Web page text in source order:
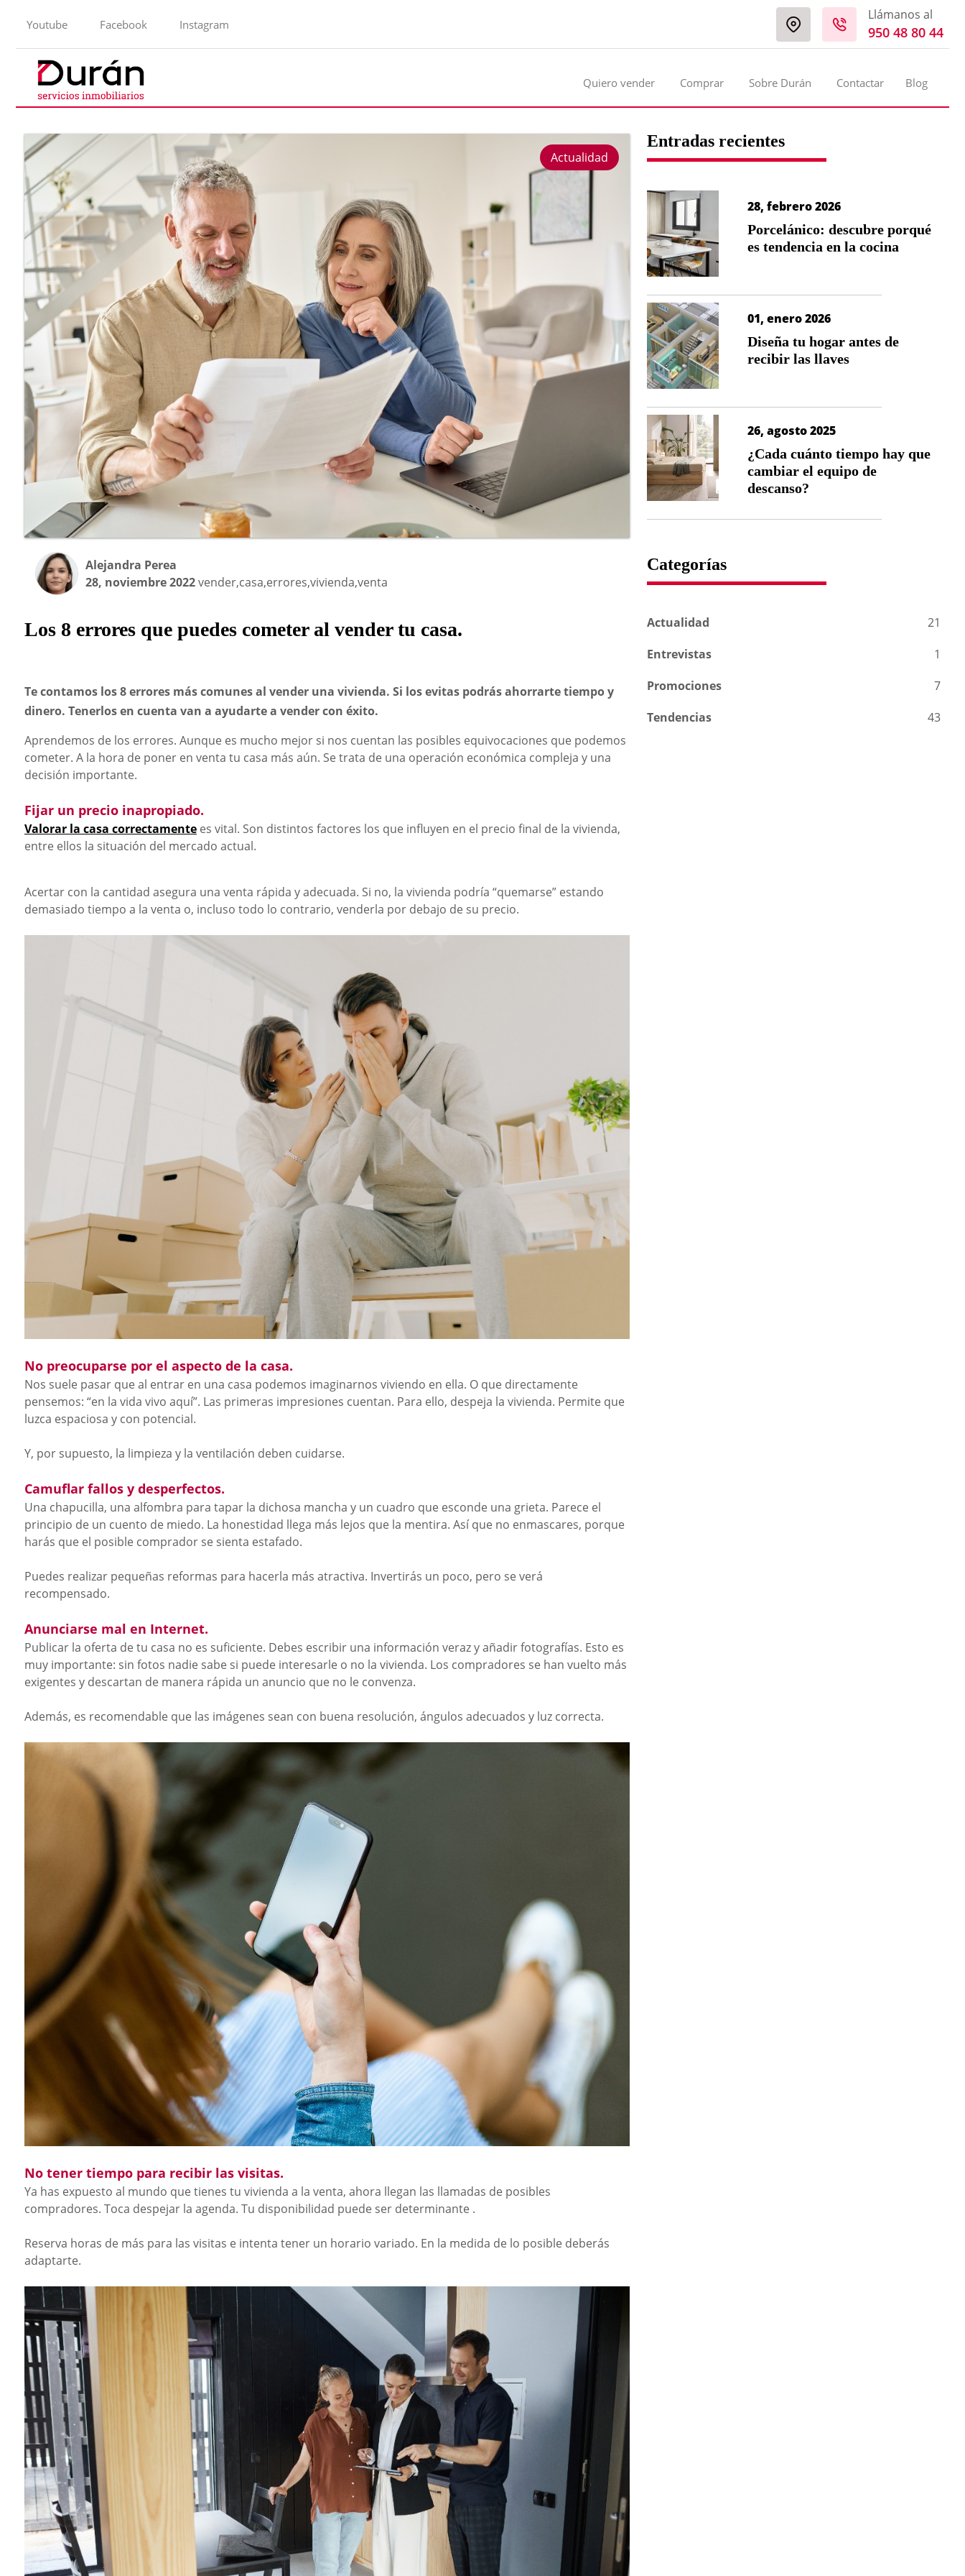
Youtube Facebook Instagram
Llámanos al
950 48 80 44
Quiero vender Comprar Sobre Durán Contactar Blog
Actualidad
Alejandra Perea
28, noviembre 2022vender,casa,errores,vivienda,venta
Los 8 errores que puedes cometer al vender tu casa.
Te contamos los 8 errores más comunes al vender una vivienda. Si los evitas podrás ahorrarte tiempo y
dinero. Tenerlos en cuenta van a ayudarte a vender con éxito.
Aprendemos de los errores. Aunque es mucho mejor si nos cuentan las posibles equivocaciones que podemos
cometer. A la hora de poner en venta tu casa más aún. Se trata de una operación económica compleja y una
decisión importante.
Fijar un precio inapropiado.
Valorar la casa correctamente es vital. Son distintos factores los que influyen en el precio final de la vivienda,
entre ellos la situación del mercado actual.
Acertar con la cantidad asegura una venta rápida y adecuada. Si no, la vivienda podría “quemarse” estando
demasiado tiempo a la venta o, incluso todo lo contrario, venderla por debajo de su precio.
No preocuparse por el aspecto de la casa.
Nos suele pasar que al entrar en una casa podemos imaginarnos viviendo en ella. O que directamente
pensemos: “en la vida vivo aquí”. Las primeras impresiones cuentan. Para ello, despeja la vivienda. Permite que
luzca espaciosa y con potencial.
Y, por supuesto, la limpieza y la ventilación deben cuidarse.
Camuflar fallos y desperfectos.
Una chapucilla, una alfombra para tapar la dichosa mancha y un cuadro que esconde una grieta. Parece el
principio de un cuento de miedo. La honestidad llega más lejos que la mentira. Así que no enmascares, porque
harás que el posible comprador se sienta estafado.
Puedes realizar pequeñas reformas para hacerla más atractiva. Invertirás un poco, pero se verá
recompensado.
Anunciarse mal en Internet.
Publicar la oferta de tu casa no es suficiente. Debes escribir una información veraz y añadir fotografías. Esto es
muy importante: sin fotos nadie sabe si puede interesarle o no la vivienda. Los compradores se han vuelto más
exigentes y descartan de manera rápida un anuncio que no le convenza.
Además, es recomendable que las imágenes sean con buena resolución, ángulos adecuados y luz correcta.
No tener tiempo para recibir las visitas.
Ya has expuesto al mundo que tienes tu vivienda a la venta, ahora llegan las llamadas de posibles
compradores. Toca despejar la agenda. Tu disponibilidad puede ser determinante .
Reserva horas de más para las visitas e intenta tener un horario variado. En la medida de lo posible deberás
adaptarte.
Entradas recientes
28, febrero 2026
Porcelánico: descubre porqué
es tendencia en la cocina
01, enero 2026
Diseña tu hogar antes de
recibir las llaves
26, agosto 2025
¿Cada cuánto tiempo hay que
cambiar el equipo de
descanso?
Categorías
Actualidad
21
Entrevistas
1
Promociones
7
Tendencias
43